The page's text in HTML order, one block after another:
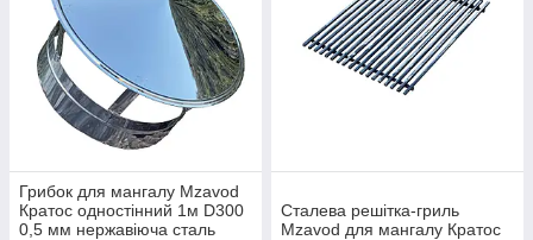
Грибок для мангалу Mzavod
Кратос одностінний 1м D300
0,5 мм нержавіюча сталь
Сталева решітка-гриль
Mzavod для мангалу Кратос